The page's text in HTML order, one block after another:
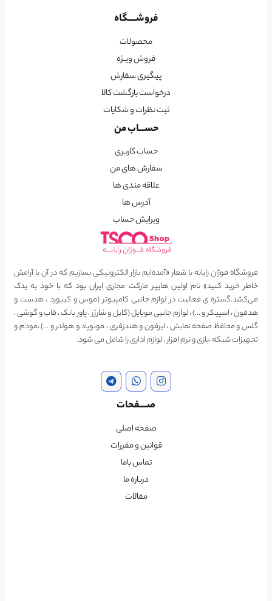
فروشــــگاه
محصولات
فروش ویــژه
پیگیری سفارش
درخواست بازگشت کالا
ثبت نظرات و شکایات
حســـاب من
حساب کاربری
سفارش های من
علاقه مندی ها
آدرس ها
ویرایش حساب
فروشگاه فوژان رایانه با شعار «آمده‌ایم بازار الکترونیکی بسازیم که در آن با آرامش
خاطر خرید کنید» نام اولین هایپر مارکت مجازی ایران بود که با خود به یدک
می‌کشد.گستره ی فعالیت در لوازم جانبی کامپیوتر (موس و کیبورد ، هدست و
هدفون ، اسپیکر و …) ، لوازم جانبی موبایل (کابل و شارژر ، پاور بانک ، قاب و گوشی ،
گلس و محافظ صفحه نمایش ، ایرفون و هندزفری ، مونوپاد و هولدر و …) ،مودم و
تجهیزات شبکه ،بازی و نرم افزار ، لوازم اداری را شامل می شود.
صــــفحات
صفحه اصلی
قوانین و مقررات
تماس باما
درباره ما
مقالات